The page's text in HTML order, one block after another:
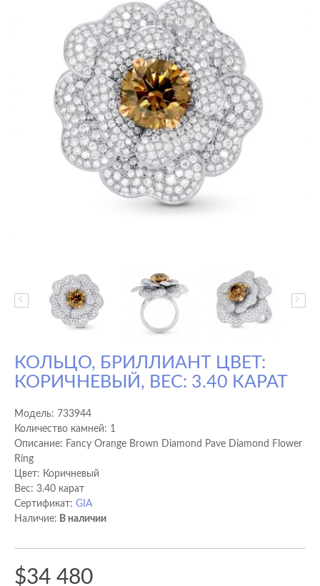
КОЛЬЦО, БРИЛЛИАНТ ЦВЕТ:
КОРИЧНЕВЫЙ, ВЕС: 3.40 КАРАТ
Модель: 733944
Количество камней: 1
Описание: Fancy Orange Brown Diamond Pave Diamond Flower
Ring
Цвет: Коричневый
Вес: 3.40 карат
Сертификат: GIA
Наличие: В наличии
$34 480